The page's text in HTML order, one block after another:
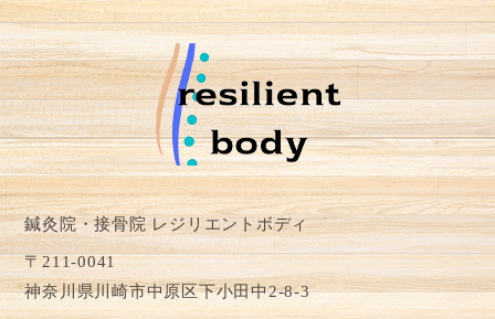
鍼灸院・接骨院 レジリエントボディ
〒211-0041
神奈川県川崎市中原区下小田中2-8-3